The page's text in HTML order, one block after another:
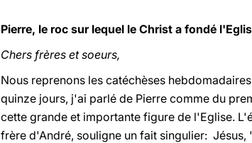
Pierre, le roc sur lequel le Christ a fondé
Chers frères et soeurs,
Nous reprenons les catéchèses
quinze jours, j'ai parlé de Pierre comme du
cette grande et importante figure de l'Eglise.
frère d'André, souligne un fait singulier: